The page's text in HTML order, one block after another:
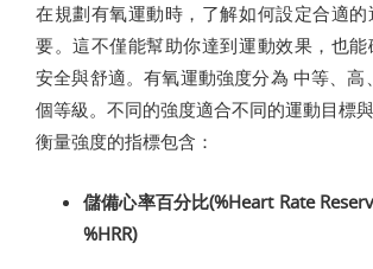
在規劃有氧運動時，了解如何設定合適
要。這不僅能幫助你達到運動效果，也
安全與舒適。有氧運動強度分為 中等、高
個等級。不同的強度適合不同的運動目標與
衡量強度的指標包含：
儲備心率百分比(%Heart Rate
%HRR)